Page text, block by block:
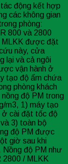
động kết hợp
các không gian
phòng:
800 và 2800
MLKK được đặt
này, cửa
lại và cả ngôi
vận hành ở
tạo độ ẩm chứa
phòng khách
độ PM trong
m3, 1) máy tạo
cài đặt tốc độ
3) toàn bộ
độ PM được
giờ sau khi
độ PM như
/ MLKK